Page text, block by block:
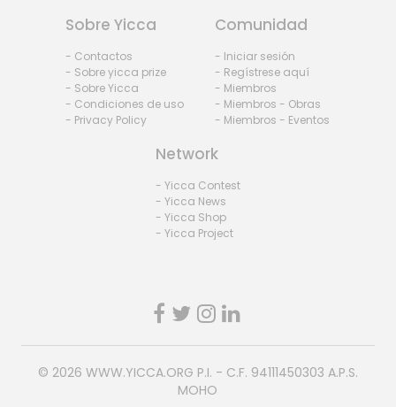
Sobre Yicca
- Contactos
- Sobre yicca prize
- Sobre Yicca
- Condiciones de uso
- Privacy Policy
Comunidad
- Iniciar sesión
- Regístrese aquí
- Miembros
- Miembros - Obras
- Miembros - Eventos
Network
- Yicca Contest
- Yicca News
- Yicca Shop
- Yicca Project
© 2026 WWW.YICCA.ORG P.I. - C.F. 94111450303 A.P.S.
MOHO